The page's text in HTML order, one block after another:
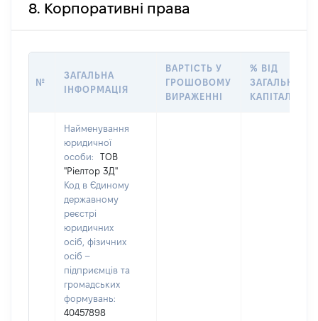
8. Корпоративні права
№
ЗАГАЛЬНА
ІНФОРМАЦІЯ
ВАРТІСТЬ У
ГРОШОВОМУ
ВИРАЖЕННІ
% ВІД
ЗАГАЛЬНОГО
КАПІТАЛУ
Найменування
юридичної
особи:
ТОВ
"Ріелтор 3Д"
Код в Єдиному
державному
реєстрі
юридичних
осіб, фізичних
осіб –
підприємців та
громадських
формувань:
40457898